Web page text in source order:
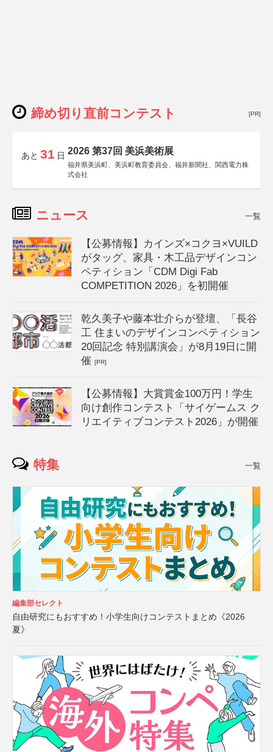
締め切り直前コンテスト [PR]
あと 31 日 2026 第37回 美浜美術展
福井県美浜町、美浜町教育委員会、福井新聞社、関西電力株
式会社
ニュース 一覧
【公募情報】カインズ×コクヨ×VUILD
がタッグ、家具・木工品デザインコン
ペティション「CDM Digi Fab
COMPETITION 2026」を初開催
乾久美子や藤本壮介らが登壇、「長谷
工 住まいのデザインコンペティション
20回記念 特別講演会」が8月19日に開
催[PR]
【公募情報】大賞賞金100万円！学生
向け創作コンテスト「サイゲームス ク
リエイティブコンテスト2026」が開催
特集 一覧
編集部セレクト
自由研究にもおすすめ！小学生向けコンテストまとめ《2026
夏》